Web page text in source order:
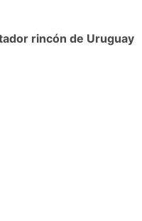
rincón de Uruguay